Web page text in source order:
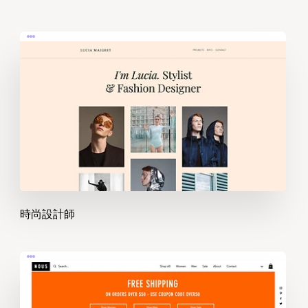
時尚設計師